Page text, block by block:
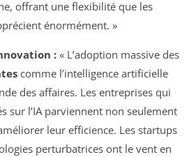
offrant une flexibilité que les
énormément. »
: « L’adoption massive des
comme l’intelligence artificielle
des affaires. Les entreprises qui
sur l’IA parviennent non seulement
leur efficience. Les startups
perturbatrices ont le vent en